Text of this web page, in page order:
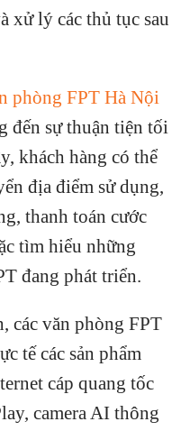
xử lý các thủ tục sau
phòng FPT Hà Nội
đến sự thuận tiện tối
khách hàng có thể
địa điểm sử dụng,
thanh toán cước
tìm hiểu những
đang phát triển.
các văn phòng FPT
tế các sản phẩm
cáp quang tốc
camera AI thông